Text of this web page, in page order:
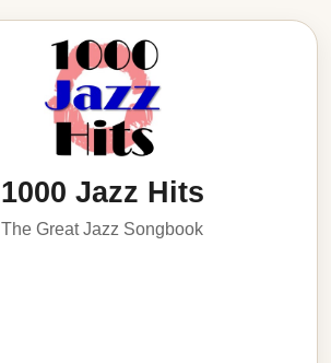
1000 Jazz Hits
The Great Jazz Songbook